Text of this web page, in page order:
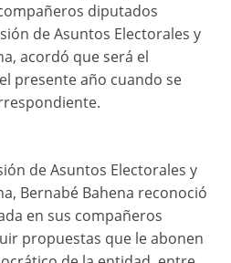
diputados
de Asuntos Electorales y
acordó que será el
presente año cuando se
de Asuntos Electorales y
Bernabé Bahena reconoció
en sus compañeros
propuestas que le abonen